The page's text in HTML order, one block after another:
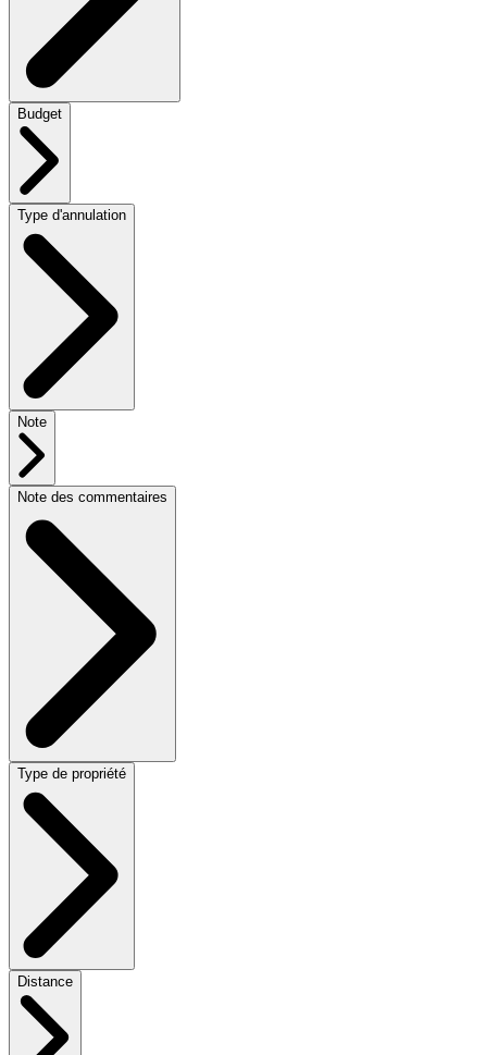
Budget
Type d'annulation
Note
Note des commentaires
Type de propriété
Distance